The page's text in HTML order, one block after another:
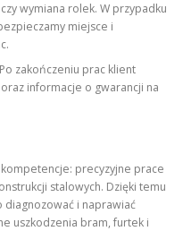
wymiana rolek. W przypadku
miejsce i
Po zakończeniu prac klient
informacje o gwarancji na
precyzyjne prace
stalowych. Dzięki temu
diagnozować i naprawiać
uszkodzenia bram, furtek i